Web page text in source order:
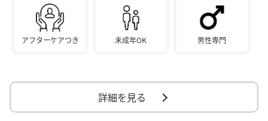
アフターケアつき 未成年OK 男性専門
詳細を見る